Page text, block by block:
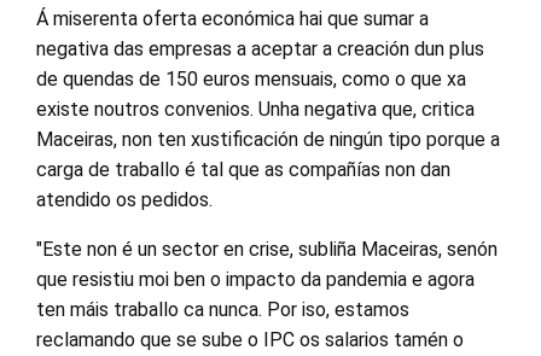
Á miserenta oferta económica hai que sumar a
negativa das empresas a aceptar a creación dun plus
de quendas de 150 euros mensuais, como o que xa
existe noutros convenios. Unha negativa que, critica
Maceiras, non ten xustificación de ningún tipo porque a
carga de traballo é tal que as compañías non dan
atendido os pedidos.
"Este non é un sector en crise, subliña Maceiras, senón
que resistiu moi ben o impacto da pandemia e agora
ten máis traballo ca nunca. Por iso, estamos
reclamando que se sube o IPC os salarios tamén o